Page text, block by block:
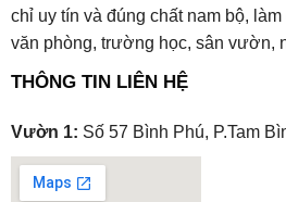
chỉ uy tín và đúng chất nam bộ,
văn phòng, trường học, sân vườn,
THÔNG TIN LIÊN HỆ
Vườn 1: Số 57 Bình Phú, P.Tam